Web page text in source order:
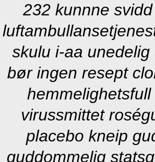
232 kunnne
skulu i-aa
bør ingen resept
virussmittet
placebo kneip
guddommelig